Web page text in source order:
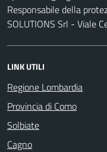
Responsabile della
SOLUTIONS Srl - Viale
LINK UTILI
Regione Lombardia
Provincia di Como
Solbiate
Cagno